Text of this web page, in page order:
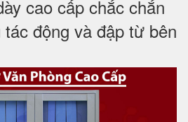
cao cấp chắc chắn
động và đập từ bên